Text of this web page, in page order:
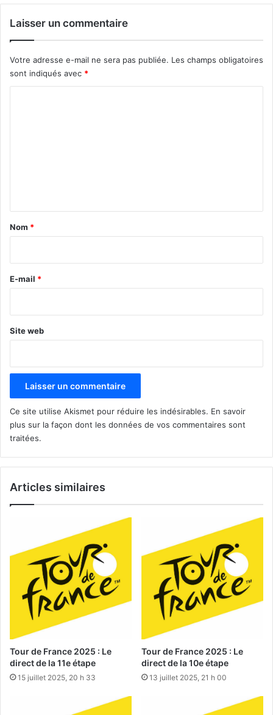
Laisser un commentaire
Votre adresse e-mail ne sera pas publiée. Les champs obligatoires
sont indiqués avec *
a
e
Nom *
E-mail *
Site web
Ce site utilise Akismet pour réduire les indésirables. En savoir
plus sur la façon dont les données de vos commentaires sont
traitées.
Articles similaires
Tour de France 2025 : Le
direct de la 11e étape
15 juillet 2025, 20 h 33
Tour de France 2025 : Le
direct de la 10e étape
13 juillet 2025, 21 h 00